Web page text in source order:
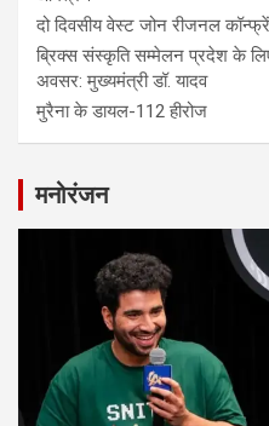
दो दिवसीय वेस्ट जोन रीजनल
ब्रिक्स संस्कृति सम्मेलन प्रदेश के
अवसर: मुख्यमंत्री डॉ. यादव
मुरैना के डायल-112 हीरोज
मनोरंजन